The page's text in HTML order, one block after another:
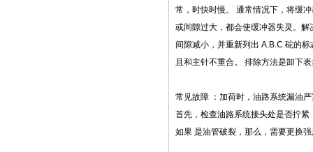
常，时快时慢。 通常情况下，将缓
或间隙过大，都会使缓冲器失灵。
间隙减小，并重新列出 A.B.C 砣的
且和主针不重合。 排除方法是卸下
常见故障 ：加荷时，油路系统漏油
首先，检查油路系统接头处是否拧
如果 是油管破裂，那么，需要更换